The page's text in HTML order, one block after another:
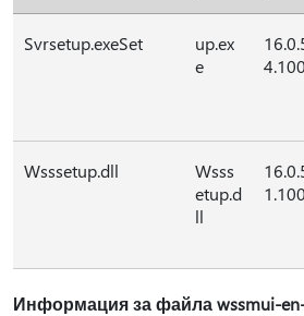
Svrsetup.exeSet
up.ex
e
Wsssetup.dll
Wsss
etup.d
ll
Информация за файла wssmui-